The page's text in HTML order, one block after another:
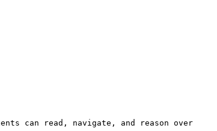
can read, navigate, and reason over